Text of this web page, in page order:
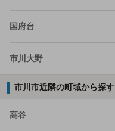
国府台
市川大野
市川市近隣の町域から探す
高谷